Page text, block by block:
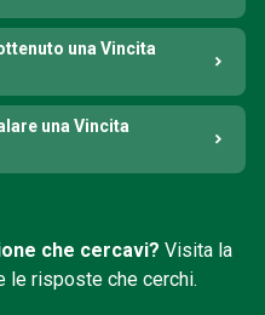
una Vincita
una Vincita
che cercavi? Visita la
le risposte che cerchi.